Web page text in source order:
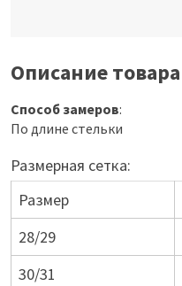
Описание товара
Способ замеров:
По длине стельки
Размерная сетка:
Размер
28/29
30/31